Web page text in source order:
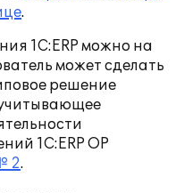
.
1С:ERP можно на
может сделать
решение
учитывающее
1С:ERP ОР
2.